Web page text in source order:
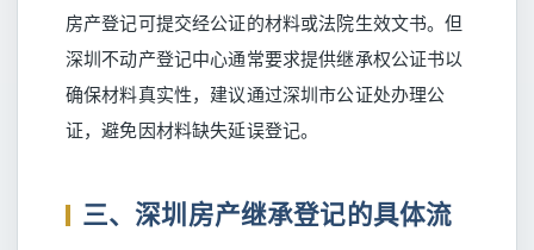
房产登记可提交经公证的材料或法院生效文书。但
深圳不动产登记中心通常要求提供继承权公证书以
确保材料真实性，建议通过深圳市公证处办理公
证，避免因材料缺失延误登记。
三、深圳房产继承登记的具体流